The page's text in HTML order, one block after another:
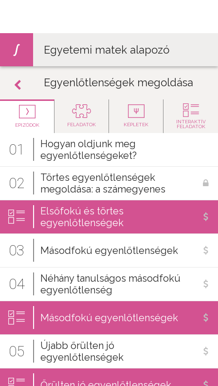
Egyetemi matek alapozó
Egyenlőtlenségek megoldása
EPIZÓDOK FELADATOK KÉPLETEK
INTERAKTÍV
FELADATOK
01
Hogyan oldjunk meg
egyenlőtlenségeket?
02
Törtes egyenlőtlenségek
megoldása: a számegyenes
Elsőfokú és törtes
egyenlőtlenségek
03 Másodfokú egyenlőtlenségek
04
Néhány tanulságos másodfokú
egyenlőtlenség
Másodfokú egyenlőtlenségek
05
Újabb őrülten jó
egyenlőtlenségek